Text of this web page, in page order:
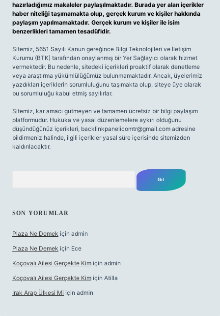
hazırladığımız makaleler paylaşılmaktadır. Burada yer alan içerikler
haber niteliği taşımamakta olup, gerçek kurum ve kişiler hakkında
paylaşım yapılmamaktadır. Gerçek kurum ve kişiler ile isim
benzerlikleri tamamen tesadüfidir.
Sitemiz, 5651 Sayılı Kanun gereğince Bilgi Teknolojileri ve İletişim
Kurumu (BTK) tarafından onaylanmış bir Yer Sağlayıcı olarak hizmet
vermektedir. Bu nedenle, sitedeki içerikleri proaktif olarak denetleme
veya araştırma yükümlülüğümüz bulunmamaktadır. Ancak, üyelerimiz
yazdıkları içeriklerin sorumluluğunu taşımakta olup, siteye üye olarak
bu sorumluluğu kabul etmiş sayılırlar.
Sitemiz, kar amacı gütmeyen ve tamamen ücretsiz bir bilgi paylaşım
platformudur. Hukuka ve yasal düzenlemelere aykırı olduğunu
düşündüğünüz içerikleri, backlinkpanelicomtr@gmail.com adresine
bildirmeniz halinde, ilgili içerikler yasal süre içerisinde sitemizden
kaldırılacaktır.
SON YORUMLAR
Plaza Ne Demek için admin
Plaza Ne Demek için Ece
Koçovalı Ailesi Gerçekte Kim için admin
Koçovalı Ailesi Gerçekte Kim için Atilla
Irak Arap Ülkesi Mi için admin